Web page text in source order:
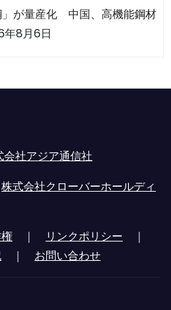
が量産化 中国、高機能鋼材
年8月6日
会社アジア通信社
株式会社クローバーホールディ
｜ リンクポリシー ｜
｜ お問い合わせ